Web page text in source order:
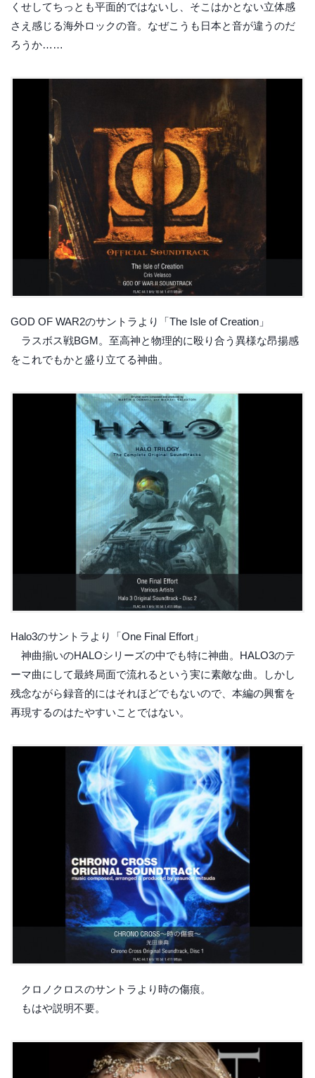
くせしてちっとも平面的ではないし、そこはかとない立体感
さえ感じる海外ロックの音。なぜこうも日本と音が違うのだ
ろうか……
GOD OF WAR2のサントラより「The Isle of Creation」
ラスボス戦BGM。至高神と物理的に殴り合う異様な昂揚感
をこれでもかと盛り立てる神曲。
Halo3のサントラより「One Final Effort」
神曲揃いのHALOシリーズの中でも特に神曲。HALO3のテ
ーマ曲にして最終局面で流れるという実に素敵な曲。しかし
残念ながら録音的にはそれほどでもないので、本編の興奮を
再現するのはたやすいことではない。
クロノクロスのサントラより時の傷痕。
もはや説明不要。